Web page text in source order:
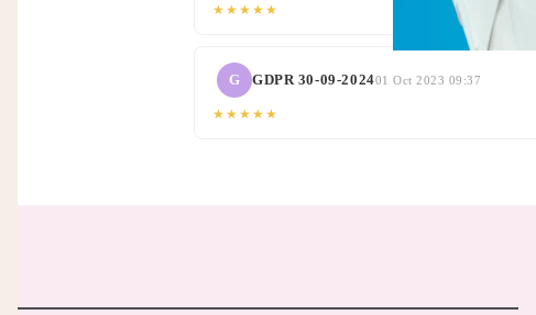
★★★★★
G GDPR 30-09-202401 Oct 2023 09:37
★★★★★